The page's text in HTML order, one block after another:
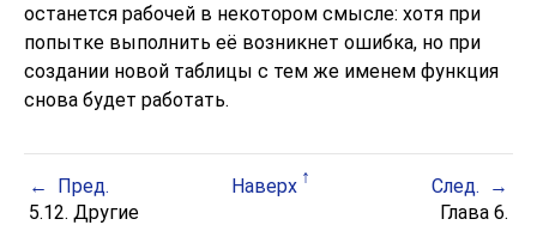
останется рабочей в некотором смысле: хотя при
попытке выполнить её возникнет ошибка, но при
создании новой таблицы с тем же именем функция
снова будет работать.
Пред. Наверх
След.
5.12. Другие
Глава 6.